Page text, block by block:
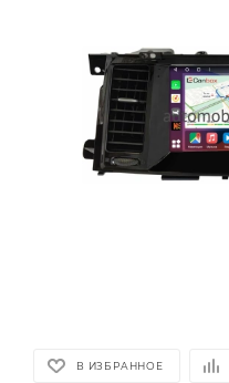
В ИЗБРАННОЕ